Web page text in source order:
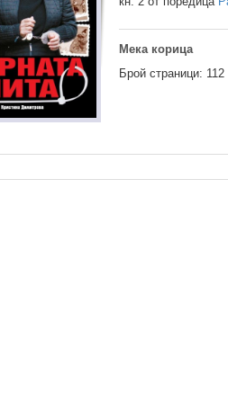
Мека корица
Брой страници: 112